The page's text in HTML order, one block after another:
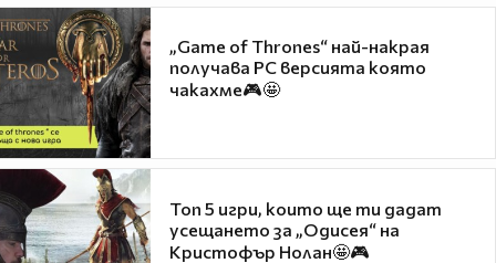
„Game of Thrones“ най-накрая
получава PC версията която
чакахме🎮🤩
Топ 5 игри, които ще ти дадат
усещането за „Одисея“ на
Кристофър Нолан🤩🎮